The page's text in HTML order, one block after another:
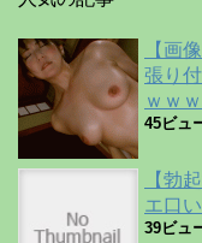
【画
張り
ｗｗ
45ビュ
【勃
エ口
39ビュ